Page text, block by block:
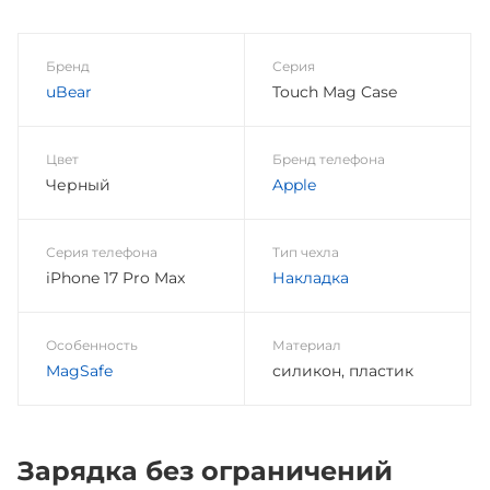
Зарядка без ограничений
Бренд
uBear
Серия
Touch Mag Case
Цвет
Черный
Бренд телефона
Apple
Серия телефона
iPhone 17 Pro Max
Тип чехла
Накладка
Особенность
MagSafe
Материал
силикон, пластик